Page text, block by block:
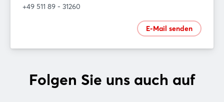
+49 511 89 - 31260
E-Mail senden
Folgen Sie uns auch auf